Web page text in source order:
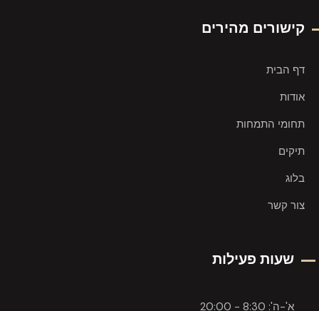
קישורים מהירים
דף הבית
אודות
תחומי התמחות
תיקים
בלוג
צור קשר
שעות פעילות
א'-ה': 8:30 - 20:00